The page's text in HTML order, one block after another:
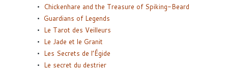
Chickenhare and the Treasure of Spiking-Beard
Guardians of Legends
Le Tarot des Veilleurs
Le Jade et le Granit
Les Secrets de l’Égide
Le secret du destrier